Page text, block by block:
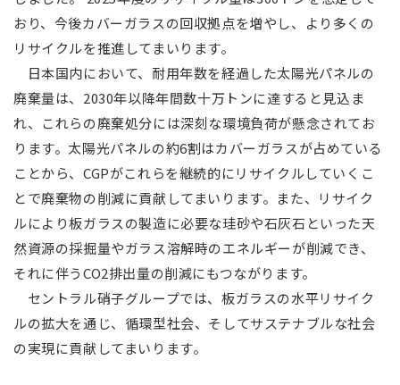
おり、今後カバーガラスの回収拠点を増やし、より多くの
リサイクルを推進してまいります。
日本国内において、耐用年数を経過した太陽光パネルの
廃棄量は、2030年以降年間数十万トンに達すると見込ま
れ、これらの廃棄処分には深刻な環境負荷が懸念されてお
ります。太陽光パネルの約6割はカバーガラスが占めている
ことから、CGPがこれらを継続的にリサイクルしていくこ
とで廃棄物の削減に貢献してまいります。また、リサイク
ルにより板ガラスの製造に必要な珪砂や石灰石といった天
然資源の採掘量やガラス溶解時のエネルギーが削減でき、
それに伴うCO2排出量の削減にもつながります。
セントラル硝子グループでは、板ガラスの水平リサイク
ルの拡大を通じ、循環型社会、そしてサステナブルな社会
の実現に貢献してまいります。